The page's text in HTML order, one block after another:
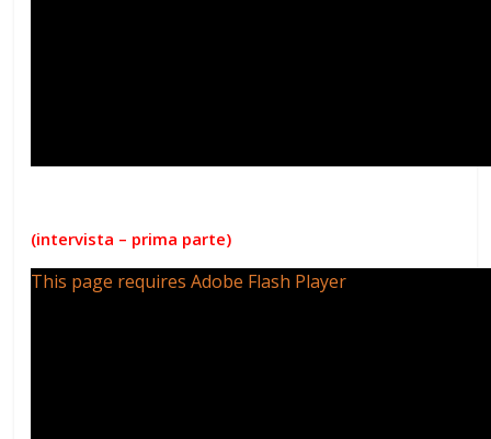
(intervista – prima parte)
This page requires Adobe Flash Player